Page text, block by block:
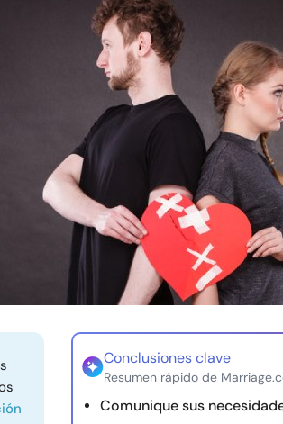
Conclusiones clave
Resumen rápido de
Comunique sus